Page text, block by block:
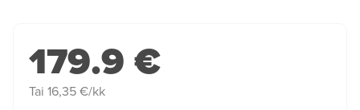
179.9 €
Tai 16,35 €/kk